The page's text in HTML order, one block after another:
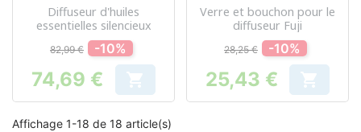
Diffuseur d'huiles
essentielles silencieux
82,99 € -10%
Prix
74,69 € 
Verre et bouchon pour le
diffuseur Fuji
28,25 € -10%
Prix
25,43 € 
Affichage 1-18 de 18 article(s)